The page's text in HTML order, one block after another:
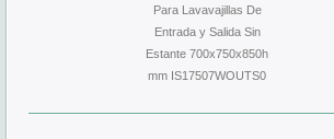
Para Lavavajillas De
Entrada y Salida Sin
Estante 700x750x850h
mm IS17507WOUTS0